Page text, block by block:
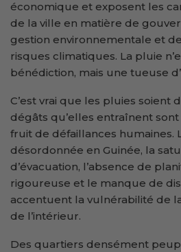
économique et exposent les
de la ville en matière de
gestion environnementale et
risques climatiques. La pluie
bénédiction, mais une tueuse
C’est vrai que les pluies soient
dégâts qu’elles entraînent
fruit de défaillances humaines.
désordonnée en Guinée, la
d’évacuation, l’absence de
rigoureuse et le manque de
accentuent la vulnérabilité de
de l’intérieur.
Des quartiers densément